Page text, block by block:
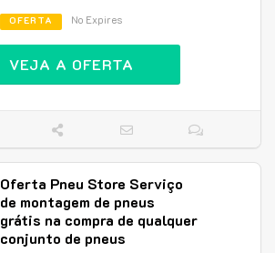
OFERTA No Expires
VEJA A OFERTA
Oferta Pneu Store Serviço
de montagem de pneus
grátis na compra de qualquer
conjunto de pneus